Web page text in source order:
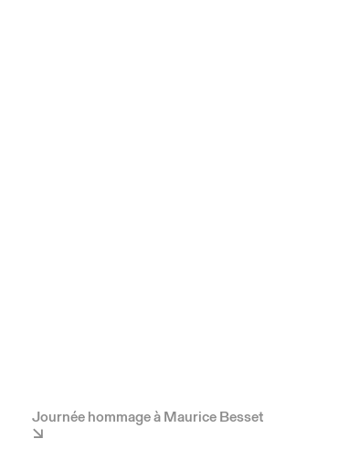
Journée hommage à Maurice Besset